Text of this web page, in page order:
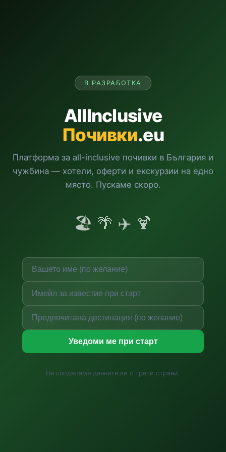
В РАЗРАБОТКА
AllInclusive
Почивки.eu
Платформа за all-inclusive почивки в България и
чужбина — хотели, оферти и екскурзии на едно
място. Пускаме скоро.
🏖️ 🌴 ✈️ 🍹
Уведоми ме при старт
Не споделяме данните ви с трети страни.